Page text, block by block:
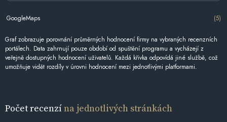
GoogleMaps (5)
Graf zobrazuje porovnání průměrných hodnocení firmy na vybraných recenzních
portálech. Data zahrnují pouze období od spuštění programu a vycházejí z
veřejně dostupných hodnocení uživatelů. Každá křivka odpovídá jiné službě, což
umožňuje vidět rozdíly v úrovni hodnocení mezi jednotlivými platformami.
Počet recenzína jednotlivých stránkách